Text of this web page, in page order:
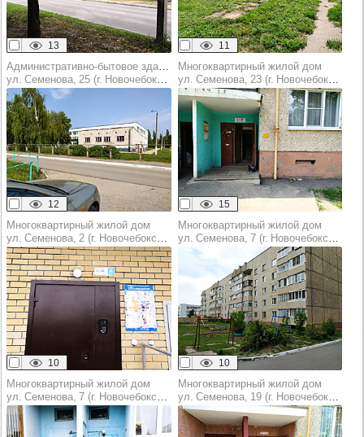
13 11
ул. Семенова, 25 (г. Новочебоксарск)
12
Многоквартирный жилой дом
ул. Семенова, 23 (г. Новочебоксарск)
15
Многоквартирный жилой дом
ул. Семенова, 2 (г. Новочебоксарск)
10
Многоквартирный жилой дом
ул. Семенова, 7 (г. Новочебоксарск)
10
Многоквартирный жилой дом
ул. Семенова, 7 (г. Новочебоксарск)
Многоквартирный жилой дом
ул. Семенова, 19 (г. Новочебоксарск)